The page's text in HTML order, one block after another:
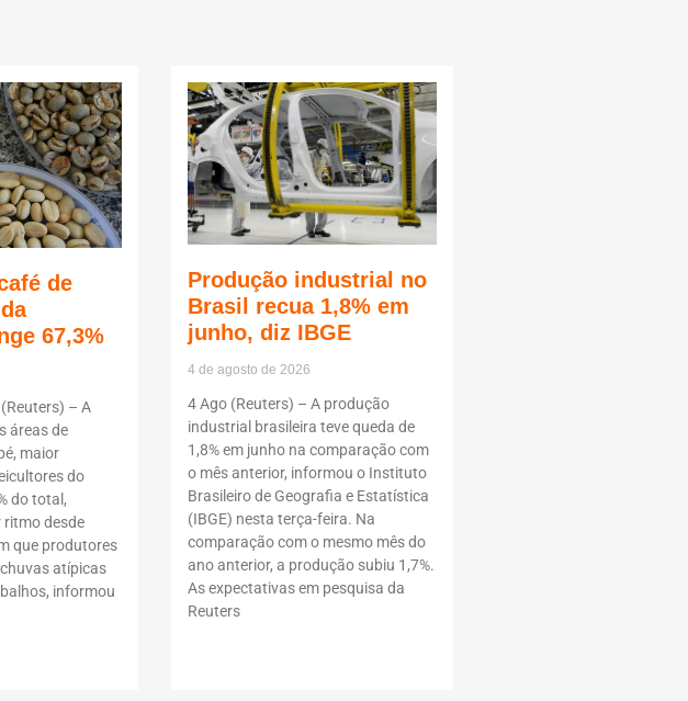
de
67,3%
(Reuters) – A
áreas de
maior
do
do total,
ritmo desde
que produtores
atípicas
informou
Produção industrial no
Brasil recua 1,8% em
junho, diz IBGE
4 de agosto de 2026
4 Ago (Reuters) – A produção
industrial brasileira teve queda de
1,8% em junho na comparação com
o mês anterior, informou o Instituto
Brasileiro de Geografia e Estatística
(IBGE) nesta terça-feira. Na
comparação com o mesmo mês do
ano anterior, a produção subiu 1,7%.
As expectativas em pesquisa da
Reuters